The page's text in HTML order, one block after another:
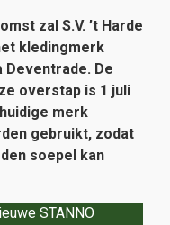
zal S.V. ’t Harde
kledingmerk
De
overstap is 1 juli
merk
gebruikt, zodat
soepel kan
STANNO